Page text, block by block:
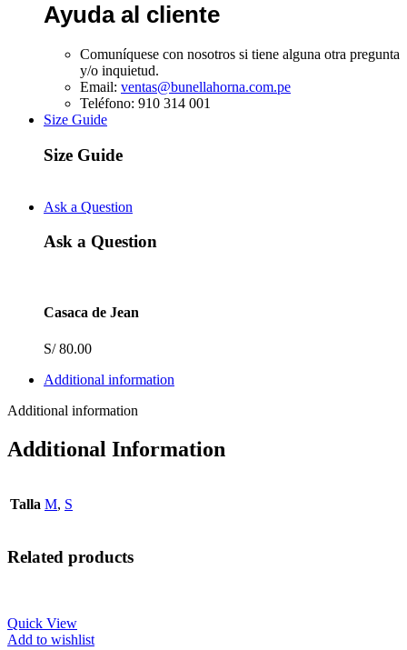
Ayuda al cliente
Comuníquese con nosotros si tiene alguna otra pregunta
y/o inquietud.
Email: ventas@bunellahorna.com.pe
Teléfono: 910 314 001
Size Guide
Size Guide
Ask a Question
Ask a Question
Casaca de Jean
S/80.00
Additional information
Additional information
Additional Information
Talla M, S
Related products
Quick View
Add to wishlist